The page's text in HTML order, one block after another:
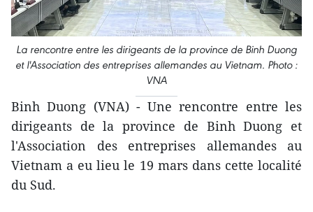
La rencontre entre les dirigeants de la province de Binh Duong
et l'Association des entreprises allemandes au Vietnam. Photo :
VNA
Binh Duong (VNA) - Une rencontre entre les
dirigeants de la province de Binh Duong et
l'Association des entreprises allemandes au
Vietnam a eu lieu le 19 mars dans cette localité
du Sud.